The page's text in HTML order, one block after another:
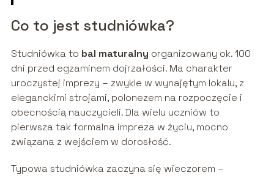
Co to jest studniówka?
Studniówka to bal maturalny organizowany ok. 100
dni przed egzaminem dojrzałości. Ma charakter
uroczystej imprezy – zwykle w wynajętym lokalu, z
eleganckimi strojami, polonezem na rozpoczęcie i
obecnością nauczycieli. Dla wielu uczniów to
pierwsza tak formalna impreza w życiu, mocno
związana z wejściem w dorosłość.
Typowa studniówka zaczyna się wieczorem –